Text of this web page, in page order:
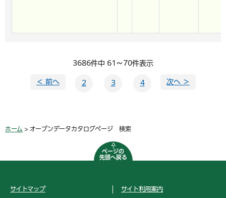
3686件中 61～70件表示
＜ 前へ 2 3 4 次へ ＞
ホーム > オープンデータカタログページ 検索
ページの
先頭へ戻る
サイトマップ サイト利用案内